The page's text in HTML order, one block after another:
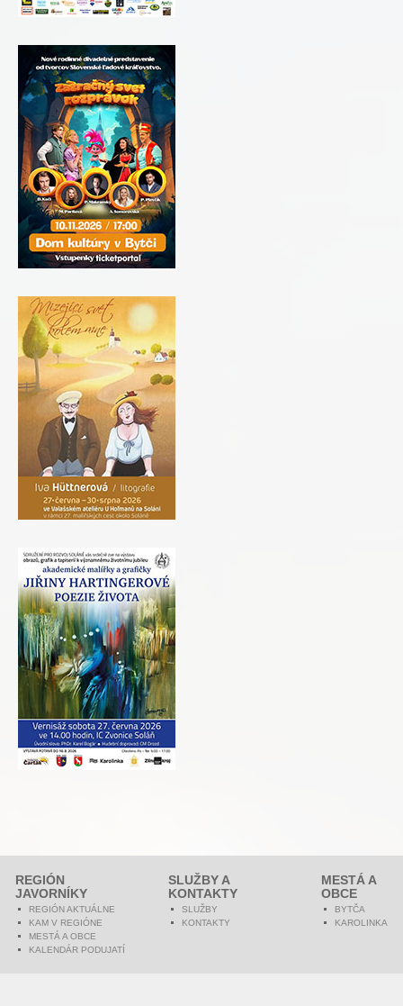
REGIÓN
JAVORNÍKY
REGIÓN AKTUÁLNE
KAM V REGIÓNE
MESTÁ A OBCE
KALENDÁR PODUJATÍ
SLUŽBY A
KONTAKTY
SLUŽBY
KONTAKTY
MESTÁ A
OBCE
BYTČA
KAROLINKA